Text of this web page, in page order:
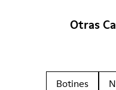
Otras
Botines